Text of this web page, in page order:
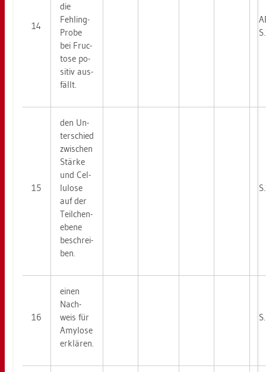
14
die
Fehling-
Probe
bei Fruc­
to­se po­
si­tiv aus­
fällt.
15
den Un­
ter­schied
zwi­schen
Stär­ke
und Cel­
lu­lo­se
auf der
Teil­chen­
ebe­ne
be­schrei­
ben.
16
einen
Nach­
weis für
Amy­lo­se
er­klä­ren.